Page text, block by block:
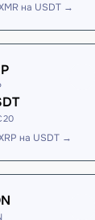
на USDT →
на USDT →